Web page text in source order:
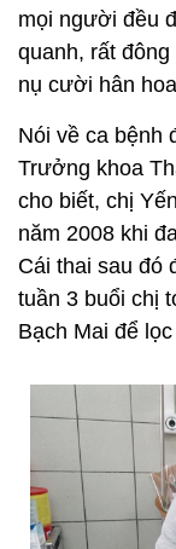
mọi người đều
quanh, rất
nụ cười hân
Nói về ca bệnh
Trưởng khoa
cho biết, chị
năm 2008 khi
Cái thai sau đó
tuần 3 buổi chị
Bạch Mai để